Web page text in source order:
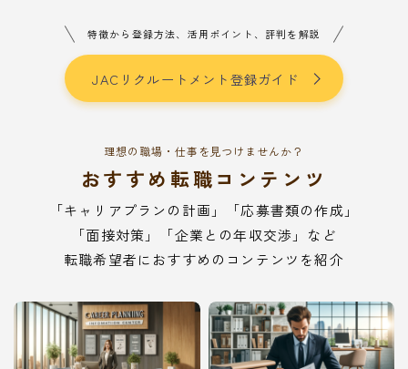
特徴から登録方法、活用ポイント、評判を解説
JACリクルートメント登録ガイド
理想の職場・仕事を見つけませんか？
おすすめ転職コンテンツ
「キャリアプランの計画」「応募書類の作成」
「面接対策」「企業との年収交渉」など
転職希望者におすすめのコンテンツを紹介